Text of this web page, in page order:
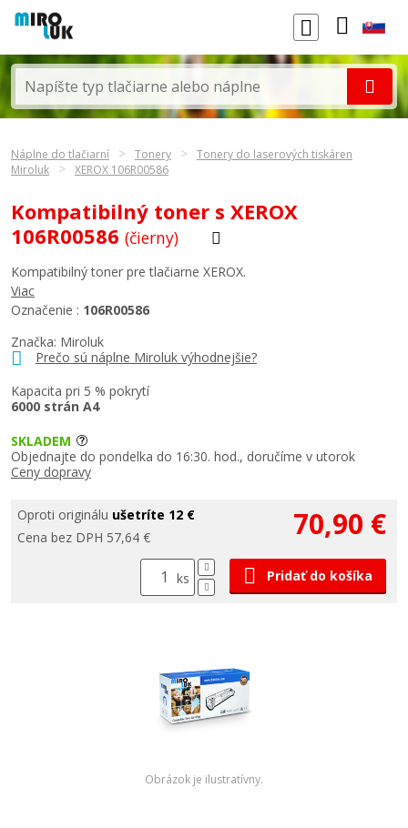
Náplne do tlačiarní Tonery
Tonery do laserových tiskáren
Miroluk
XEROX 106R00586
Kompatibilný toner s XEROX
106R00586 (čierny)
Značka: Miroluk
Prečo sú náplne Miroluk výhodnejšie?
Kapacita pri 5 % pokrytí
6000 strán A4
Kompatibilný toner pre tlačiarne XEROX.
Viac
Označenie : 106R00586
SKLADEM
Objednajte do pondelka do 16:30. hod., doručíme v utorok
Ceny dopravy
Oproti originálu ušetríte 12 €
Cena bez DPH 57,64 €
70,90 €
ks Pridať do košíka
Obrázok je ilustratívny.